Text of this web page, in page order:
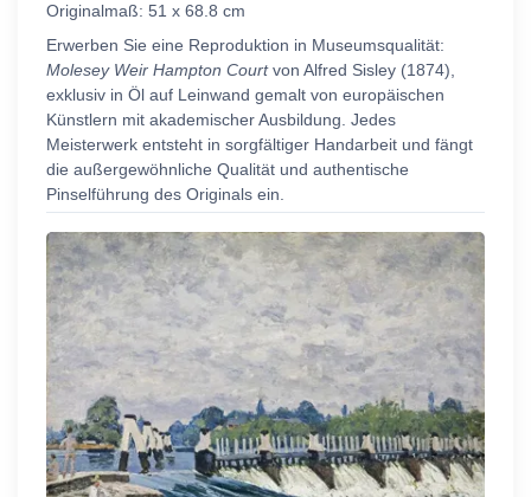
Originalmaß: 51 x 68.8 cm
Erwerben Sie eine Reproduktion in Museumsqualität:
Molesey Weir Hampton Courtvon Alfred Sisley (1874),
exklusiv in Öl auf Leinwand gemalt von europäischen
Künstlern mit akademischer Ausbildung. Jedes
Meisterwerk entsteht in sorgfältiger Handarbeit und fängt
die außergewöhnliche Qualität und authentische
Pinselführung des Originals ein.